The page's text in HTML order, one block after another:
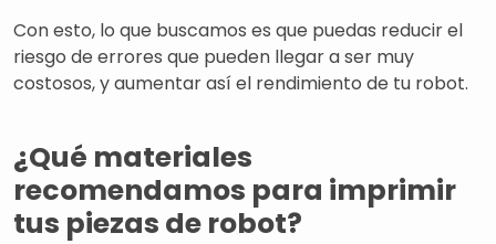
Con esto, lo que buscamos es que puedas reducir el
riesgo de errores que pueden llegar a ser muy
costosos, y aumentar así el rendimiento de tu robot.
¿Qué materiales
recomendamos para imprimir
tus piezas de robot?